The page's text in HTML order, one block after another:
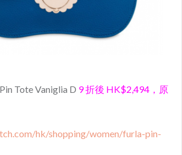
Tote Vaniglia D 9 折後 HK$2,494，原
hk/shopping/women/furla-pin-